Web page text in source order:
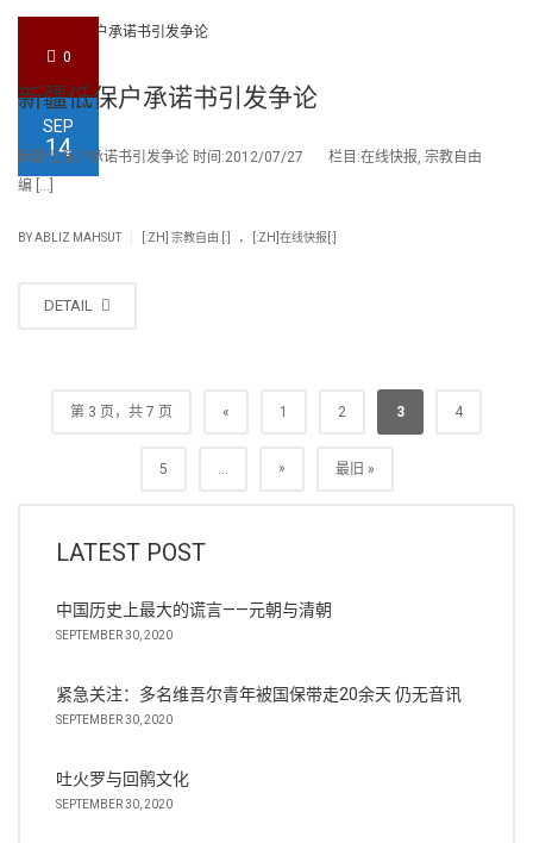
0
SEP
14
新疆低保户承诺书引发争论
新疆低保户承诺书引发争论 时间:2012/07/27 栏目:在线快报, 宗教自由
编 […]
BYABLIZ MAHSUT [:ZH] 宗教自由 [:] . [:ZH]在线快报[:]
DETAIL
第 3 页，共 7 页 « 1 2 3 4
5 » 最旧 »
LATEST POST
中国历史上最大的谎言——元朝与清朝
SEPTEMBER 30, 2020
紧急关注：多名维吾尔青年被国保带走20余天 仍无音讯
SEPTEMBER 30, 2020
吐火罗与回鹘文化
SEPTEMBER 30, 2020